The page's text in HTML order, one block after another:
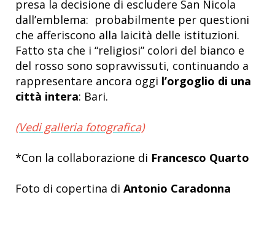
presa la decisione di escludere San Nicola
dall’emblema: probabilmente per questioni
che afferiscono alla laicità delle istituzioni.
Fatto sta che i “religiosi” colori del bianco e
del rosso sono sopravvissuti, continuando a
rappresentare ancora oggi l’orgoglio di una
città intera: Bari.
(Vedi galleria fotografica)
*Con la collaborazione di Francesco Quarto
Foto di copertina di Antonio Caradonna